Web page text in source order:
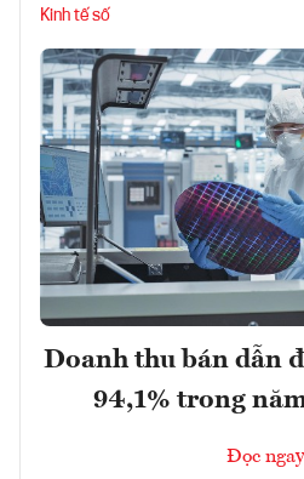
Kinh tế số
Doanh thu bán dẫn
94,1% trong
Đọc ngay